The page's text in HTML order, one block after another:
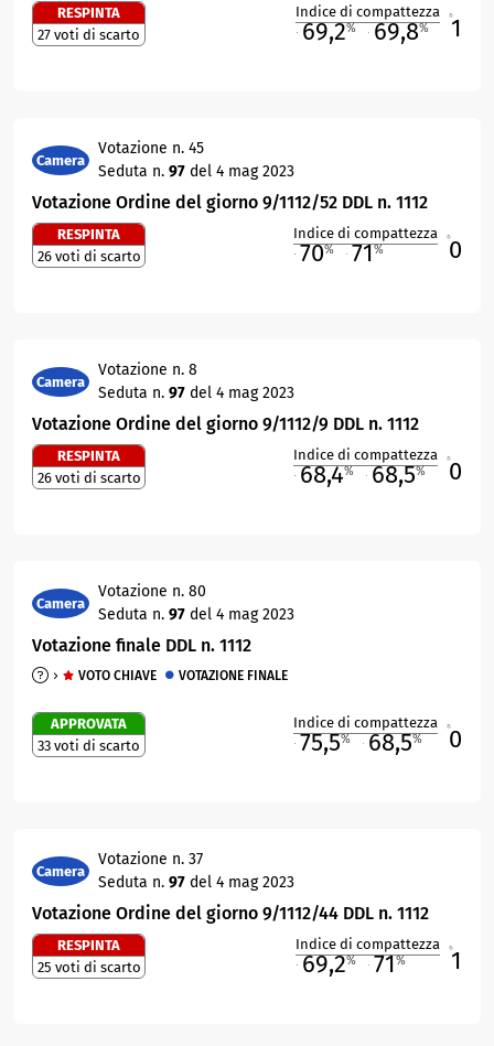
RESPINTA
27 voti di scarto
Indice di compattezza
69,2% 69,8% 1
Camera
Votazione n. 45
Seduta n. 97 del 4 mag 2023
Votazione Ordine del giorno 9/1112/52 DDL n. 1112
RESPINTA
26 voti di scarto
Indice di compattezza
70% 71% 0
Camera
Votazione n. 8
Seduta n. 97 del 4 mag 2023
Votazione Ordine del giorno 9/1112/9 DDL n. 1112
RESPINTA
26 voti di scarto
Indice di compattezza
68,4% 68,5% 0
Camera
Votazione n. 80
Seduta n. 97 del 4 mag 2023
Votazione finale DDL n. 1112
VOTO CHIAVE VOTAZIONE FINALE
APPROVATA
33 voti di scarto
Indice di compattezza
75,5% 68,5% 0
Camera
Votazione n. 37
Seduta n. 97 del 4 mag 2023
Votazione Ordine del giorno 9/1112/44 DDL n. 1112
RESPINTA
25 voti di scarto
Indice di compattezza
69,2% 71% 1